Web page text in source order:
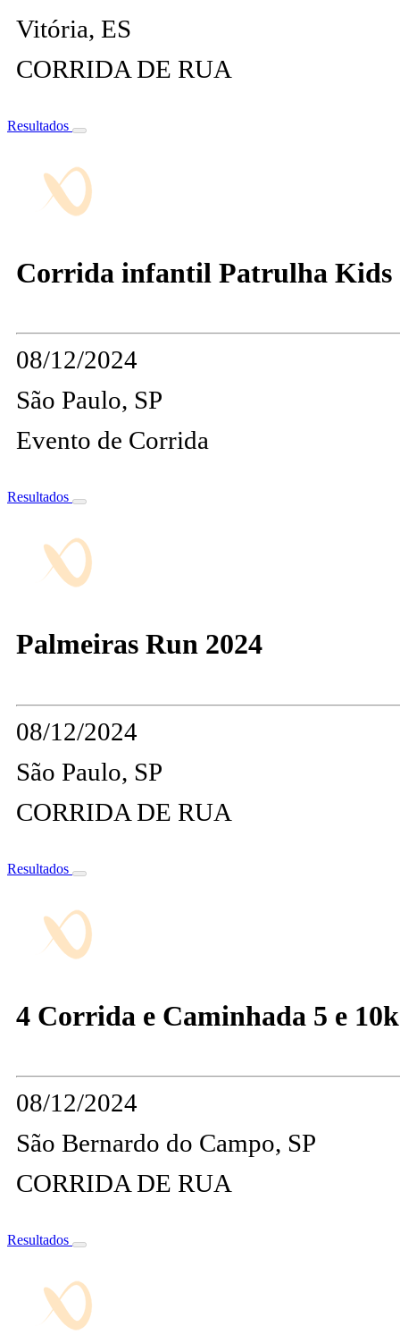
Vitória, ES
CORRIDA DE RUA
Resultados
Corrida infantil Patrulha Kids
08/12/2024
São Paulo, SP
Evento de Corrida
Resultados
Palmeiras Run 2024
08/12/2024
São Paulo, SP
CORRIDA DE RUA
Resultados
4 Corrida e Caminhada 5 e
08/12/2024
São Bernardo do Campo, SP
CORRIDA DE RUA
Resultados